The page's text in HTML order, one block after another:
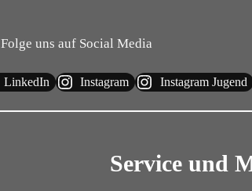
Folge uns auf Social Media
LinkedIn Instagram Instagram Jugend
Service und